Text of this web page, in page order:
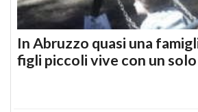
In Abruzzo quasi una
figli piccoli vive con un